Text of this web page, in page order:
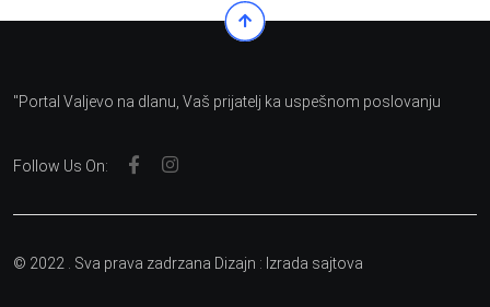
"Portal Valjevo na dlanu, Vaš prijatelj ka uspešnom poslovanju
Follow Us On:
© 2022 . Sva prava zadrzana Dizajn : Izrada sajtova